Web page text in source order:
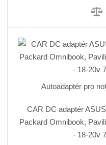
Autoadaptér pro
CAR DC adaptér
Packard Omnibook,
- 18-20v